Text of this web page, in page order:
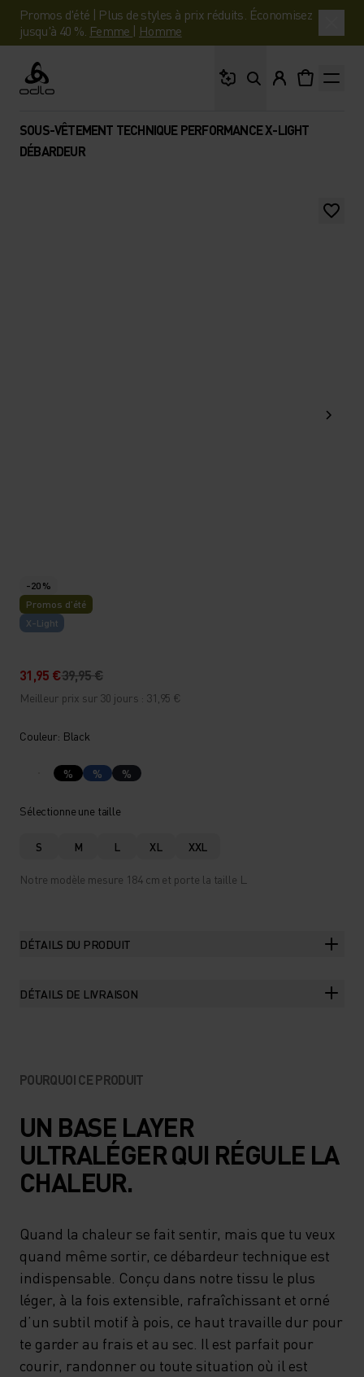
Promos d'été | Plus de styles à prix réduits. Économisez
jusqu'à 40 %. Femme | Homme
Odlo
SOUS-VÊTEMENT TECHNIQUE PERFORMANCE X-LIGHT
DÉBARDEUR
-20 %
Promos d’été
X-Light
31,95 €39,95 €
Meilleur prix sur 30 jours : 31,95 €
Couleur: Black
% % %
Sélectionne une taille
S M L XL XXL
Notre modèle mesure 184 cm et porte la taille L.
DÉTAILS DU PRODUIT
DÉTAILS DE LIVRAISON
POURQUOI CE PRODUIT
UN BASE LAYER
ULTRALÉGER QUI RÉGULE LA
CHALEUR.
Quand la chaleur se fait sentir, mais que tu veux
quand même sortir, ce débardeur technique est
indispensable. Conçu dans notre tissu le plus
léger, à la fois extensible, rafraîchissant et orné
d’un subtil motif à pois, ce haut travaille dur pour
te garder au frais et au sec. Il est parfait pour
courir, randonner ou toute situation où il est